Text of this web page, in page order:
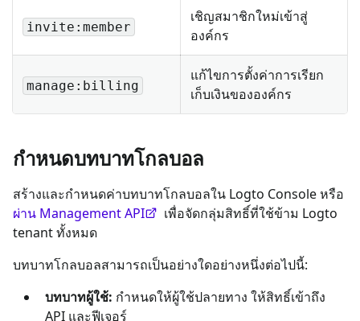
invite:member
เชิญสมาชิกใหม่เข้าสู่
องค์กร
manage:billing
แก้ไขการตั้งค่าการเรียก
เก็บเงินขององค์กร
กำหนดบทบาทโกลบอล
สร้างและกำหนดค่าบทบาทโกลบอลใน Logto Console หรือ
ผ่าน Management API
เพื่อจัดกลุ่มสิทธิ์ที่ใช้ข้าม Logto
tenant ทั้งหมด
บทบาทโกลบอลสามารถเป็นอย่างใดอย่างหนึ่งต่อไปนี้:
บทบาทผู้ใช้: กำหนดให้ผู้ใช้ปลายทาง ให้สิทธิ์เข้าถึง
API และฟีเจอร์